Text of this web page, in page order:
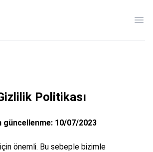
Politikası
güncellenme: 10/07/2023
önemli. Bu sebeple bizimle